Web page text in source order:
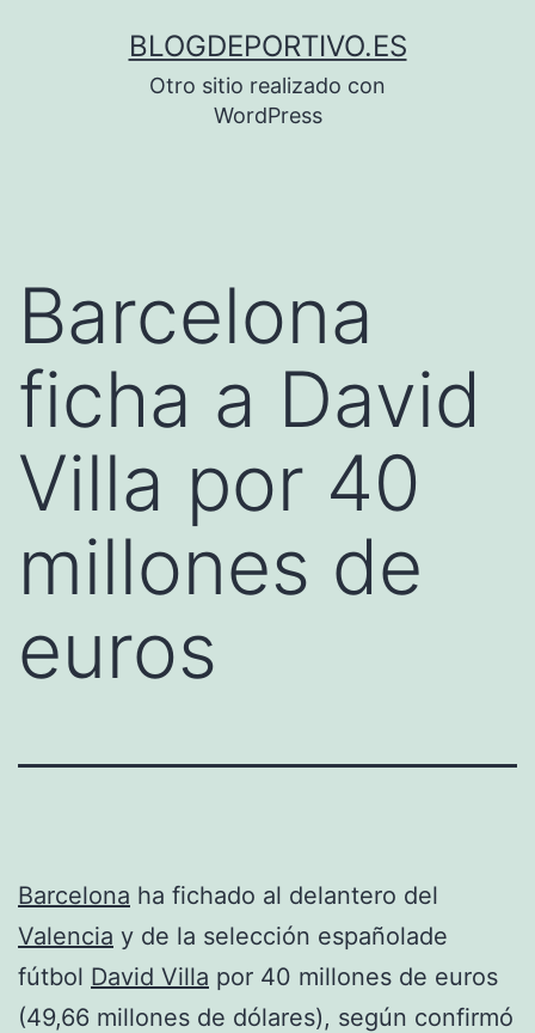
BLOGDEPORTIVO.ES
Otro sitio realizado con
WordPress
Barcelona
ficha a David
Villa por 40
millones de
euros
Barcelona ha fichado al delantero del
Valencia y de la selección españolade
fútbol David Villa por 40 millones de euros
(49,66 millones de dólares), según confirmó